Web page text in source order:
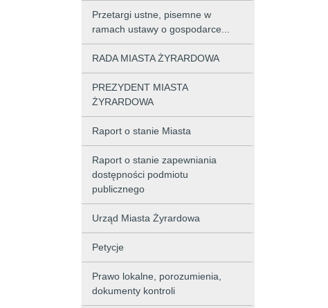
Przetargi ustne, pisemne w
ramach ustawy o gospodarce...
RADA MIASTA ŻYRARDOWA
PREZYDENT MIASTA
ŻYRARDOWA
Raport o stanie Miasta
Raport o stanie zapewniania
dostępności podmiotu
publicznego
Urząd Miasta Żyrardowa
Petycje
Prawo lokalne, porozumienia,
dokumenty kontroli